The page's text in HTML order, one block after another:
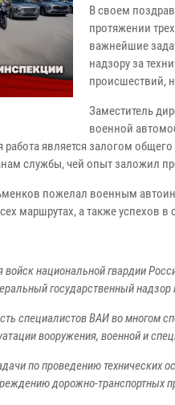
В своем
протяжении
важнейшие
надзору за
происшествий,
Заместитель
военной
работа является залогом
службы, чей опыт заложил
пожелал военным
маршрутах, а также успехов
национальной гвардии
государственный
специалистов ВАИ во многом
вооружения, военной и
по проведению технических
дорожно-транспортных